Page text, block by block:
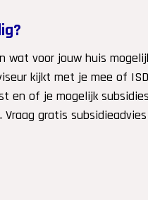
wat voor jouw huis
kijkt met je mee of
en of je mogelijk
Vraag gratis